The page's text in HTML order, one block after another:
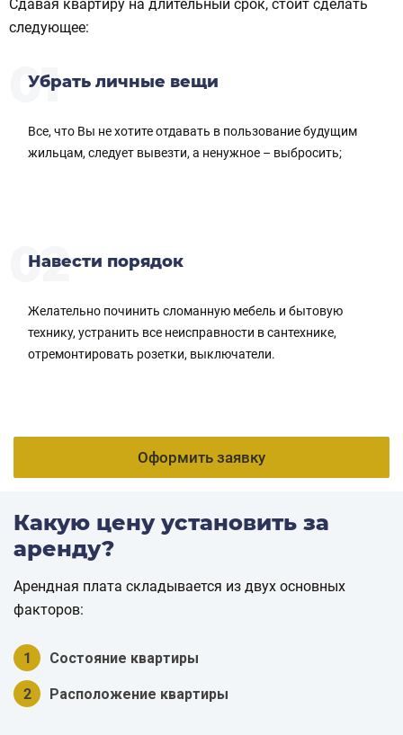
Сдавая квартиру на длительный срок, стоит сделать
следующее:
Убрать личные вещи
Все, что Вы не хотите отдавать в пользование будущим
жильцам, следует вывезти, а ненужное – выбросить;
Навести порядок
Желательно починить сломанную мебель и бытовую
технику, устранить все неисправности в сантехнике,
отремонтировать розетки, выключатели.
Оформить заявку
Какую цену установить за
аренду?
Арендная плата складывается из двух основных
факторов:
1 Состояние квартиры
2 Расположение квартиры